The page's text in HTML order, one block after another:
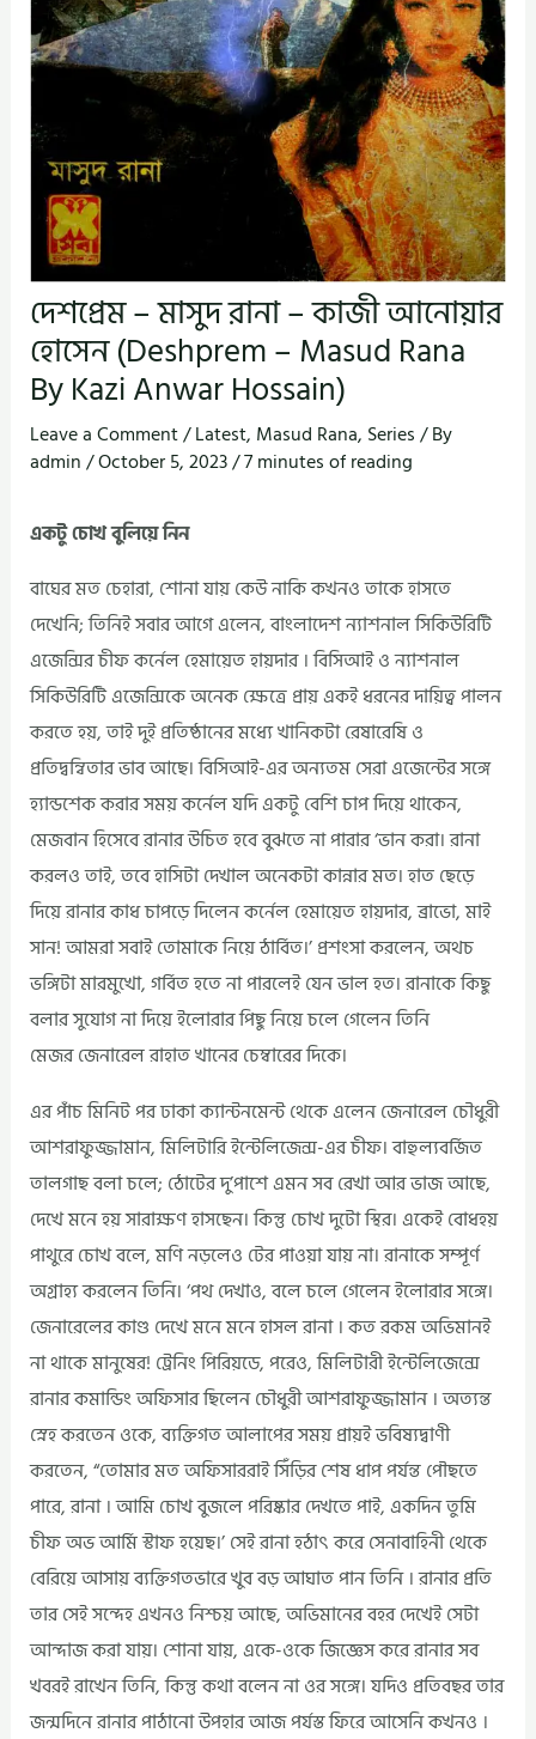
দেশপ্রেম – মাসুদ রানা – কাজী আনোয়ার
হোসেন (Deshprem – Masud Rana
By Kazi Anwar Hossain)
Leave a Comment/Latest, Masud Rana, Series/ By
admin/October 5, 2023/7 minutes of reading
একটু চোখ বুলিয়ে নিন
বাঘের মত চেহারা, শোনা যায় কেউ নাকি কখনও তাকে হাসতে
দেখেনি; তিনিই সবার আগে এলেন, বাংলাদেশ ন্যাশনাল সিকিউরিটি
এজেন্সির চীফ কর্নেল হেমায়েত হায়দার । বিসিআই ও ন্যাশনাল
সিকিউরিটি এজেন্সিকে অনেক ক্ষেত্রে প্রায় একই ধরনের দায়িত্ব পালন
করতে হয়, তাই দুই প্রতিষ্ঠানের মধ্যে খানিকটা রেষারেষি ও
প্রতিদ্বন্বিতার ভাব আছে। বিসিআই-এর অন্যতম সেরা এজেন্টের সঙ্গে
হ্যান্ডশেক করার সময় কর্নেল যদি একটু বেশি চাপ দিয়ে থাকেন,
মেজবান হিসেবে রানার উচিত হবে বুঝতে না পারার ‘ভান করা। রানা
করলও তাই, তবে হাসিটা দেখাল অনেকটা কান্নার মত। হাত ছেড়ে
দিয়ে রানার কাধ চাপড়ে দিলেন কর্নেল হেমায়েত হায়দার, ব্রাভো, মাই
সান! আমরা সবাই তোমাকে নিয়ে ঠার্বিত।’ প্রশংসা করলেন, অথচ
ভঙ্গিটা মারমুখো, গর্বিত হতে না পারলেই যেন ভাল হত। রানাকে কিছু
বলার সুযোগ না দিয়ে ইলোরার পিছু নিয়ে চলে গেলেন তিনি
মেজর জেনারেল রাহাত খানের চেম্বারের দিকে।
এর পাঁচ মিনিট পর ঢাকা ক্যান্টনমেন্ট থেকে এলেন জেনারেল চৌধুরী
আশরাফুজ্জামান, মিলিটারি ইন্টেলিজেন্স-এর চীফ। বাহুল্যবর্জিত
তালগাছ বলা চলে; ঠোটের দু’পাশে এমন সব রেখা আর ভাজ আছে,
দেখে মনে হয় সারাক্ষণ হাসছেন। কিন্তু চোখ দুটো স্থির। একেই বোধহয়
পাথুরে চোখ বলে, মণি নড়লেও টের পাওয়া যায় না। রানাকে সম্পূর্ণ
অগ্রাহ্য করলেন তিনি। ‘পথ দেখাও, বলে চলে গেলেন ইলোরার সঙ্গে।
জেনারেলের কাণ্ড দেখে মনে মনে হাসল রানা । কত রকম অভিমানই
না থাকে মানুষের! ট্রেনিং পিরিয়ডে, পরেও, মিলিটারী ইন্টেলিজেন্সে
রানার কমান্ডিং অফিসার ছিলেন চৌধুরী আশরাফুজ্জামান । অত্যন্ত
স্নেহ করতেন ওকে, ব্যক্তিগত আলাপের সময় প্রায়ই ভবিষ্যদ্বাণী
করতেন, “তোমার মত অফিসাররাই সিঁড়ির শেষ ধাপ পর্যন্ত পৌছতে
পারে, রানা । আমি চোখ বুজলে পরিষ্কার দেখতে পাই, একদিন তুমি
চীফ অভ আর্মি স্টাফ হয়েছ।’ সেই রানা হঠাৎ করে সেনাবাহিনী থেকে
বেরিয়ে আসায় ব্যক্তিগতভারে খুব বড় আঘাত পান তিনি । রানার প্রতি
তার সেই সন্দেহ এখনও নিশ্চয় আছে, অভিমানের বহর দেখেই সেটা
আন্দাজ করা যায়। শোনা যায়, একে-ওকে জিজ্ঞেস করে রানার সব
খবরই রাখেন তিনি, কিন্তু কথা বলেন না ওর সঙ্গে। যদিও প্রতিবছর তার
জন্মদিনে রানার পাঠানো উপহার আজ পর্যস্ত ফিরে আসেনি কখনও ।